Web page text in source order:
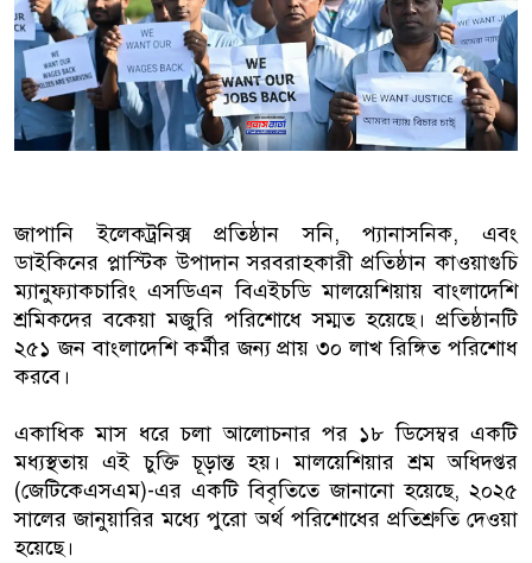
কুয়ালালামপুরে বিশেষ অভিযানে
আটক
ফেব্রুয়ারিতে নির্বাচন হবে বলে মনে
আগামী নির্বাচনে প্রবাসীদের
মালয়েশিয়ায় ড. মুহাম্মদ ইউনূসকে
জাপানি ইলেকট্রনিক্স প্রতিষ্ঠান সনি, প্যানাসনিক, এবং
ডাইকিনের প্লাস্টিক উপাদান সরবরাহকারী প্রতিষ্ঠান কাওয়াগুচি
ম্যানুফ্যাকচারিং এসডিএন বিএইচডি মালয়েশিয়ায় বাংলাদেশি
শ্রমিকদের বকেয়া মজুরি পরিশোধে সম্মত হয়েছে। প্রতিষ্ঠানটি
২৫১ জন বাংলাদেশি কর্মীর জন্য প্রায় ৩০ লাখ রিঙ্গিত পরিশোধ
করবে।
একাধিক মাস ধরে চলা আলোচনার পর ১৮ ডিসেম্বর একটি
মধ্যস্থতায় এই চুক্তি চূড়ান্ত হয়। মালয়েশিয়ার শ্রম অধিদপ্তর
(জেটিকেএসএম)-এর একটি বিবৃতিতে জানানো হয়েছে, ২০২৫
সালের জানুয়ারির মধ্যে পুরো অর্থ পরিশোধের প্রতিশ্রুতি দেওয়া
হয়েছে।